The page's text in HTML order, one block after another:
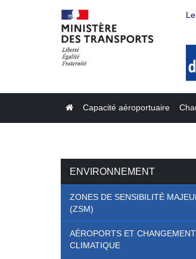
Navigation
Capacité aéroportuaire
ENVIRONNEMENT
ZONES DE SENSIBILITÉ
(ZSM)
AÉROPORTS ET CHANGEMENT
CLIMATIQUE